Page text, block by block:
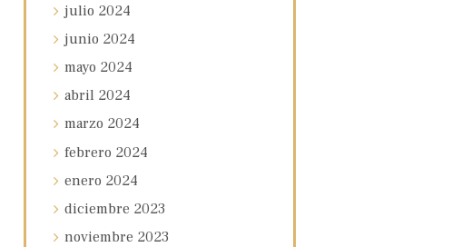
julio 2024
junio 2024
mayo 2024
abril 2024
marzo 2024
febrero 2024
enero 2024
diciembre 2023
noviembre 2023